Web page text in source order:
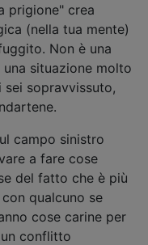
prigione" crea
(nella tua mente)
Non è una
situazione molto
sopravvissuto,
campo sinistro
a fare cose
del fatto che è più
qualcuno se
cose carine per
conflitto